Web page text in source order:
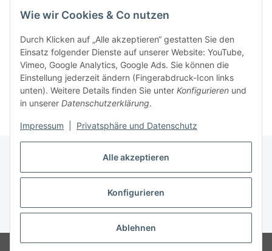
Alle akzeptieren
Konfigurieren
Ablehnen
Wie wir Cookies & Co nutzen
Durch Klicken auf „Alle akzeptieren“ gestatten Sie den
Einsatz folgender Dienste auf unserer Website: YouTube,
Vimeo, Google Analytics, Google Ads. Sie können die
Einstellung jederzeit ändern (Fingerabdruck-Icon links
unten). Weitere Details finden Sie unter Konfigurieren und
in unserer Datenschutzerklärung.
Impressum Privatsphäre und Datenschutz
Vertrag widerrufen
* Alle Preise inkl. gesetzlicher USt., zzgl.